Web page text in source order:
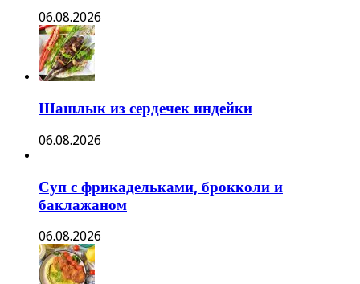
06.08.2026
Шашлык из сердечек индейки
06.08.2026
Суп с фрикадельками, брокколи и
баклажаном
06.08.2026